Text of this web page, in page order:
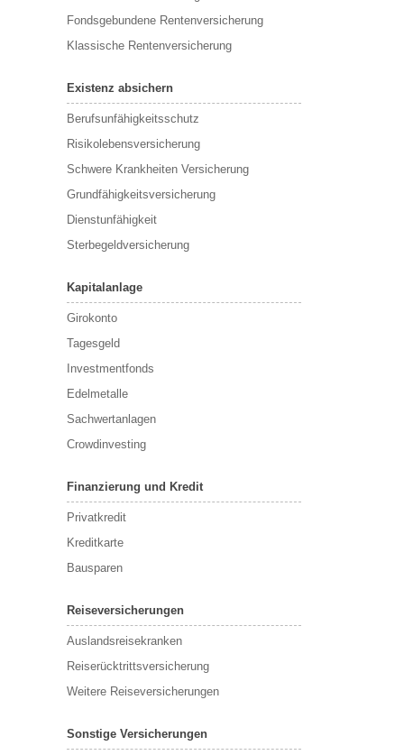
Fondsgebundene Rentenversicherung
Klassische Rentenversicherung
Existenz absichern
Berufsunfähigkeitsschutz
Risikolebensversicherung
Schwere Krankheiten Versicherung
Grundfähigkeitsversicherung
Dienstunfähigkeit
Sterbegeldversicherung
Kapitalanlage
Girokonto
Tagesgeld
Investmentfonds
Edelmetalle
Sachwertanlagen
Crowdinvesting
Finanzierung und Kredit
Privatkredit
Kreditkarte
Bausparen
Reiseversicherungen
Auslandsreisekranken
Reiserücktrittsversicherung
Weitere Reiseversicherungen
Sonstige Versicherungen